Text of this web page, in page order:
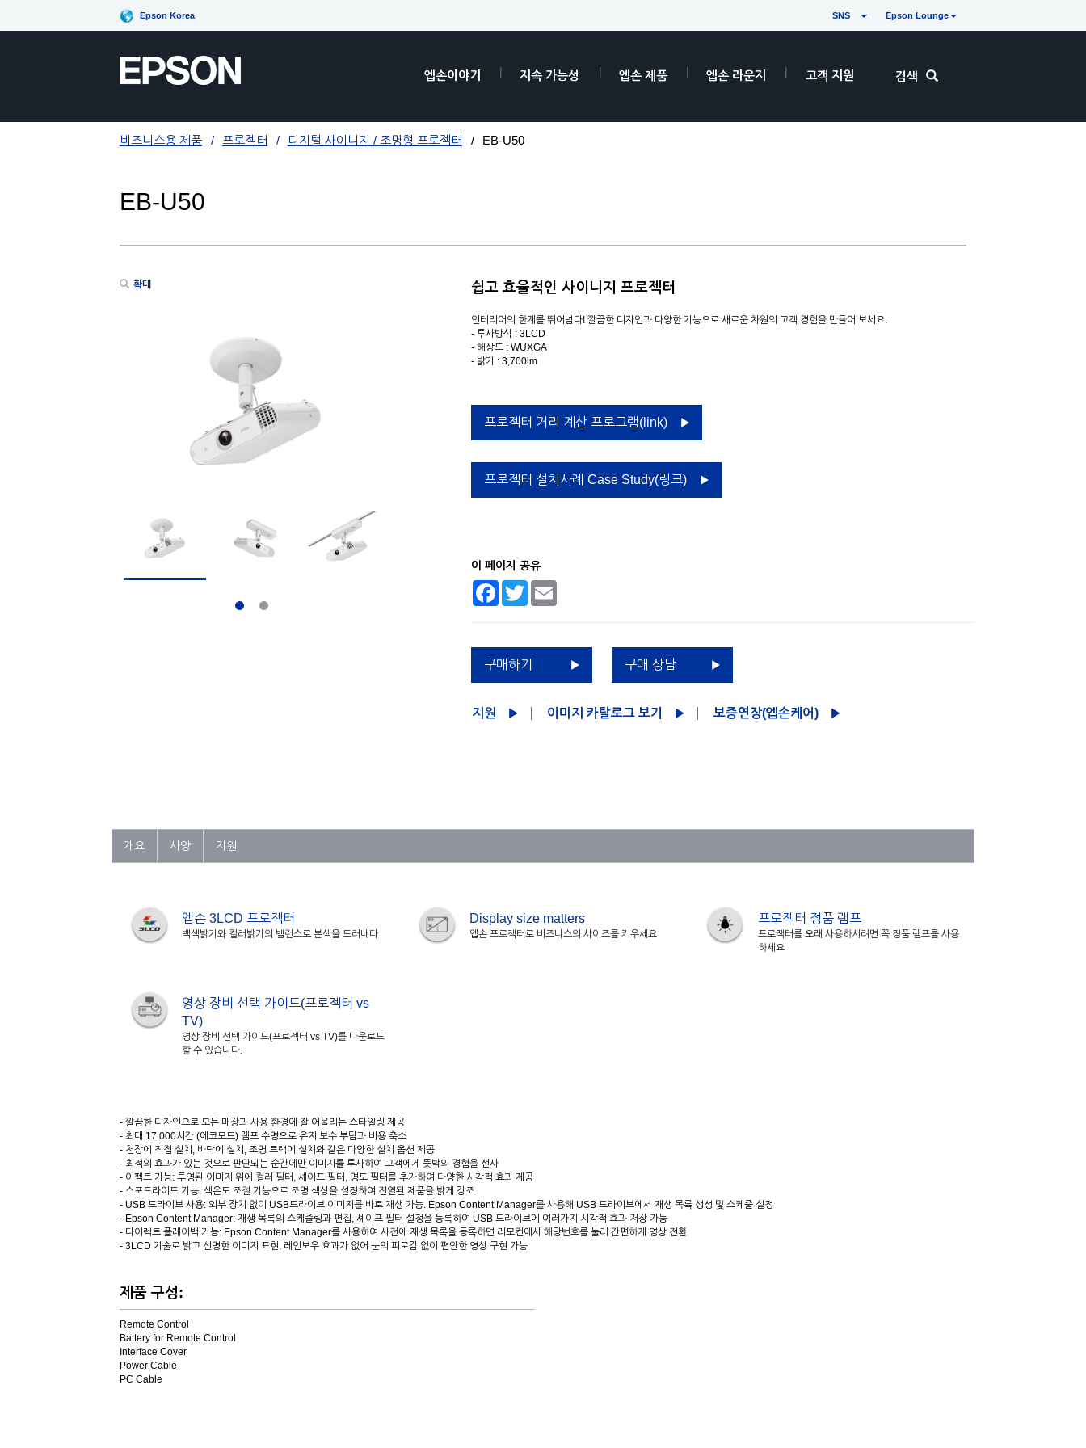
Epson Korea SNS Epson Lounge
엡손이야기 지속 가능성 엡손 제품 엡손 라운지 고객 지원 검색
비즈니스용 제품 프로젝터 디지털 사이니지 / 조명형 프로젝터 EB-U50
EB-U50
확대 쉽고 효율적인 사이니지 프로젝터
인테리어의 한계를 뛰어넘다! 깔끔한 디자인과 다양한 기능으로 새로운 차원의 고객 경험을 만들어 보세요.
- 투사방식 : 3LCD
- 해상도 : WUXGA
- 밝기 : 3,700lm
프로젝터 거리 계산 프로그램(link)
프로젝터 설치사례 Case Study(링크)
이 페이지 공유
Facebook
TwitterEmail
구매하기 구매 상담
지원 이미지 카탈로그 보기 보증연장(엡손케어)
개요 사양 지원
엡손 3LCD 프로젝터
백색밝기와 컬러밝기의 밸런스로 본색을 드러내다
Display size matters
엡손 프로젝터로 비즈니스의 사이즈를 키우세요
프로젝터 정품 램프
프로젝터를 오래 사용하시려면 꼭 정품 램프를 사용
하세요
영상 장비 선택 가이드(프로젝터 vs
TV)
영상 장비 선택 가이드(프로젝터 vs TV)를 다운로드
할 수 있습니다.
- 깔끔한 디자인으로 모든 매장과 사용 환경에 잘 어울리는 스타일링 제공
- 최대 17,000시간 (에코모드) 램프 수명으로 유지 보수 부담과 비용 축소
- 천장에 직접 설치, 바닥에 설치, 조명 트랙에 설치와 같은 다양한 설치 옵션 제공
- 최적의 효과가 있는 것으로 판단되는 순간에만 이미지를 투사하여 고객에게 뜻밖의 경험을 선사
- 이펙트 기능: 투영된 이미지 위에 컬러 필터, 셰이프 필터, 명도 필터를 추가하여 다양한 시각적 효과 제공
- 스포트라이트 기능: 색온도 조절 기능으로 조명 색상을 설정하여 진열된 제품을 밝게 강조
- USB 드라이브 사용: 외부 장치 없이 USB드라이브 이미지를 바로 재생 가능. Epson Content Manager를 사용해 USB 드라이브에서 재생 목록 생성 및 스케줄 설정
- Epson Content Manager: 재생 목록의 스케줄링과 편집, 셰이프 필터 설정을 등록하여 USB 드라이브에 여러가지 시각적 효과 저장 가능
- 다이렉트 플레이백 기능: Epson Content Manager를 사용하여 사전에 재생 목록을 등록하면 리모컨에서 해당번호를 눌러 간편하게 영상 전환
- 3LCD 기술로 밝고 선명한 이미지 표현, 레인보우 효과가 없어 눈의 피로감 없이 편안한 영상 구현 가능
제품 구성:
Remote Control
Battery for Remote Control
Interface Cover
Power Cable
PC Cable